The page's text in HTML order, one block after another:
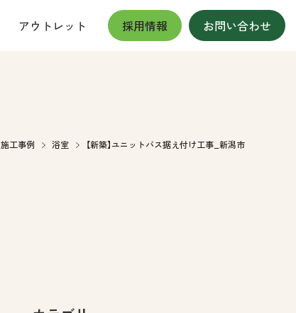
アウトレット 採用情報 お問い合わせ
施工事例 浴室 【新築】ユニットバス据え付け工事_新潟市